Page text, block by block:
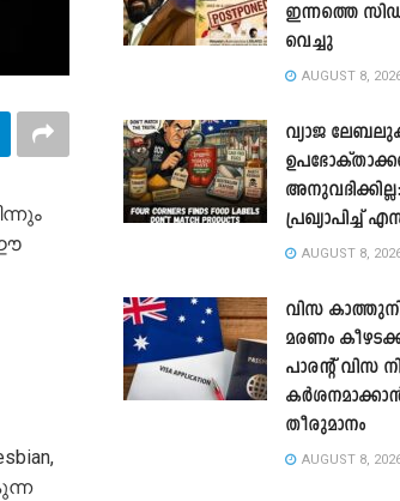
ഈ
ഇന്നത്തെ
വെച്ചു
AUGUST 8,
വ്യാജ
പ്രഖ്യാപിച്ച്
AUGUST 8,
വിസ
മരണം
പാരന്റ് വിസ
തീരുമാനം
AUGUST 8,